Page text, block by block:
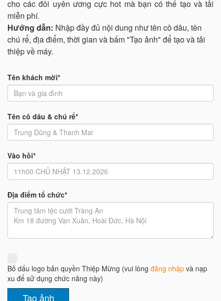
cho các đôi uyên ương cực hot mà bạn có thể tạo và tải
miễn phí.
Hướng dẫn: Nhập đầy đủ nội dung như tên cô dâu, tên
chú rể, địa điểm, thời gian và bấm "Tạo ảnh" để tạo và tải
thiệp về máy.
Tên khách mời*
Tên cô dâu & chú rể*
Vào hồi*
Địa điểm tổ chức*
Bỏ dấu logo bản quyền Thiệp Mừng (vui lòng đăng nhập và nạp
xu để sử dụng chức năng này)